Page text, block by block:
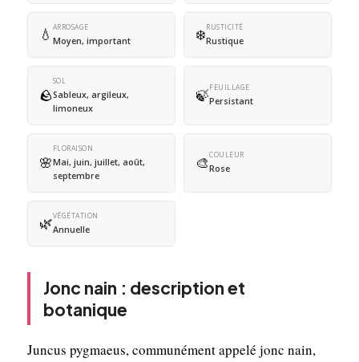
💧 ARROSAGE
Moyen, important ❄️RUSTICITÉ
Rustique
🪨
SOL
Sableux, argileux,
limoneux
🍃FEUILLAGE
Persistant
🌸
FLORAISON
Mai, juin, juillet, août,
septembre
🎨COULEUR
Rose
🌿VÉGÉTATION
Annuelle
Jonc nain : description et
botanique
Juncus pygmaeus, communément appelé jonc nain,